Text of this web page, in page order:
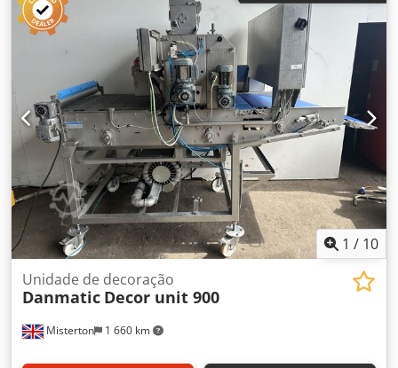
Syn Eepfx Abfsf
1 / 10
Misterton 1 660 km
Unidade de decoração
Danmatic Decor unit 900